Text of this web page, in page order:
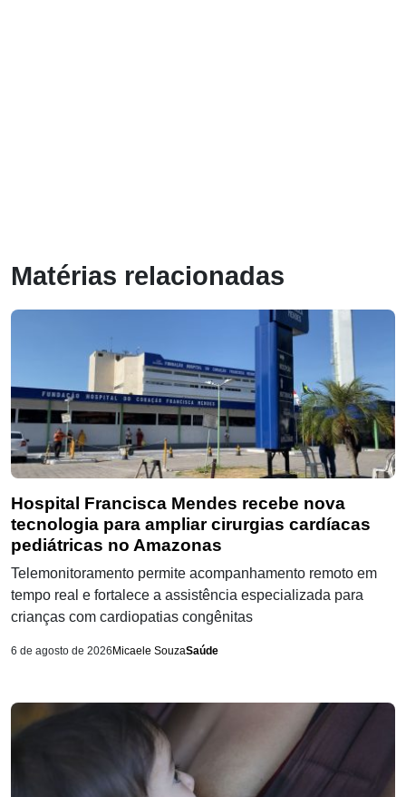
Matérias relacionadas
Hospital Francisca Mendes recebe nova
tecnologia para ampliar cirurgias cardíacas
pediátricas no Amazonas
Telemonitoramento permite acompanhamento remoto em
tempo real e fortalece a assistência especializada para
crianças com cardiopatias congênitas
6 de agosto de 2026 Micaele SouzaSaúde